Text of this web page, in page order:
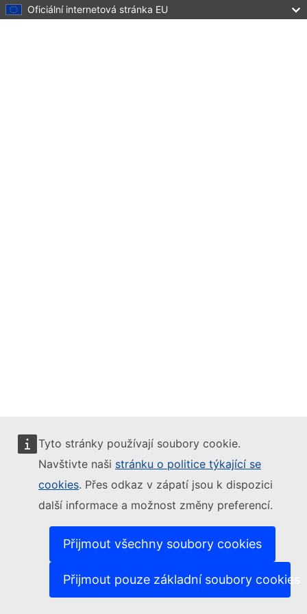
Oficiální internetová stránka EU
Tyto stránky používají soubory cookie.
Navštivte naši stránku o politice týkající se
cookies. Přes odkaz v zápatí jsou k dispozici
další informace a možnost změny preferencí.
Přijmout všechny soubory cookies
Přijmout pouze základní soubory cookies